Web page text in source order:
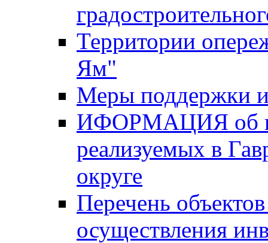
Территории
Ям"
Меры поддержки
ИФОРМАЦИЯ об
реализуемых в
округе
Перечень
осуществления